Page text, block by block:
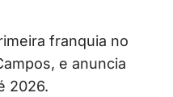
franquia no
e anuncia
2026.